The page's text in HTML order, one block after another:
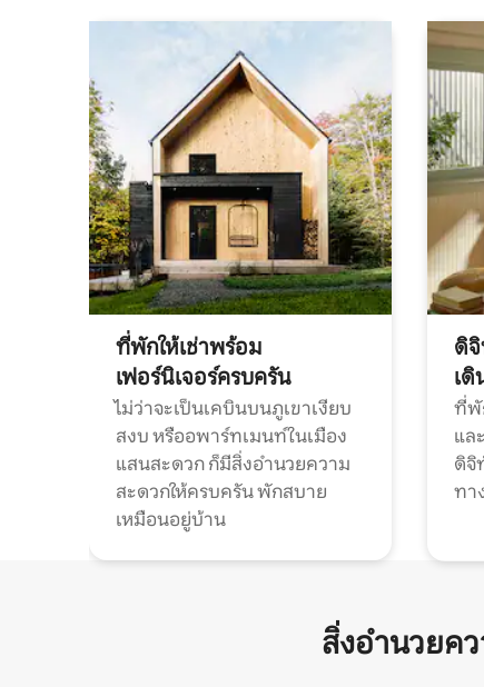
ที่พักให้เช่าพร้อม
เฟอร์นิเจอร์ครบครัน
ไม่ว่าจะเป็นเคบินบนภูเขาเงียบ
สงบ หรืออพาร์ทเมนท์ในเมือง
แสนสะดวก ก็มีสิ่งอำนวยความ
สะดวกให้ครบครัน พักสบาย
เหมือนอยู่บ้าน
ดิ
เดิ
ที่พั
แล
ดิจิ
ทา
สิ่งอำนวยค